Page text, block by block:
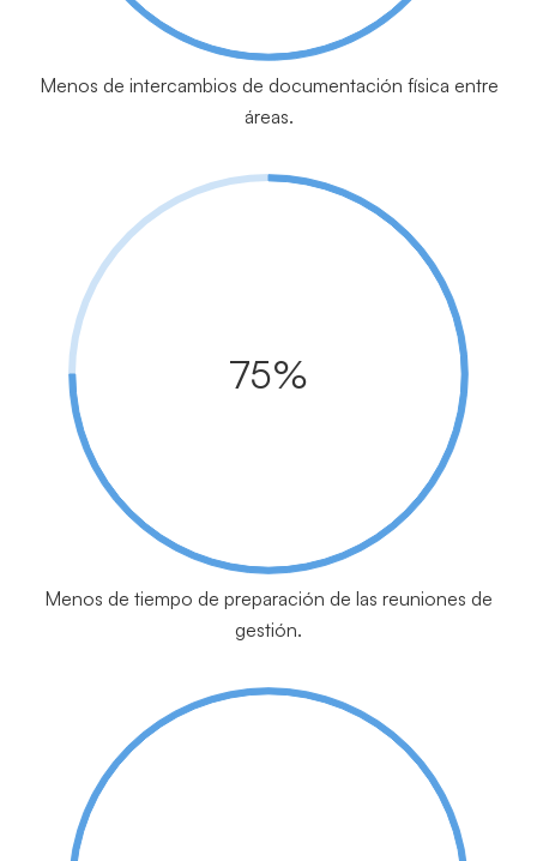
Menos de intercambios de documentación física entre
áreas.
75%
Menos de tiempo de preparación de las reuniones de
gestión.